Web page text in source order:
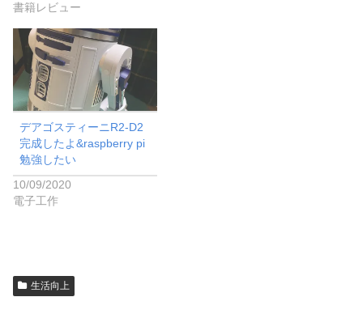
書籍レビュー
デアゴスティーニR2-D2
完成したよ&raspberry pi
勉強したい
10/09/2020
電子工作
生活向上